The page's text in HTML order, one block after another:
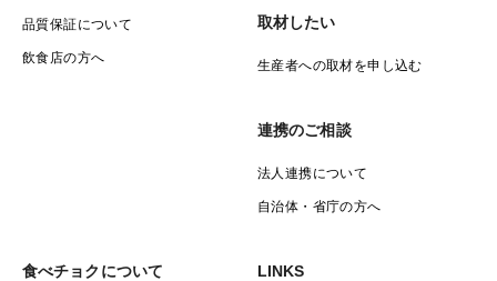
品質保証について
飲食店の方へ
取材したい
生産者への取材を申し込む
連携のご相談
法人連携について
自治体・省庁の方へ
食べチョクについて LINKS